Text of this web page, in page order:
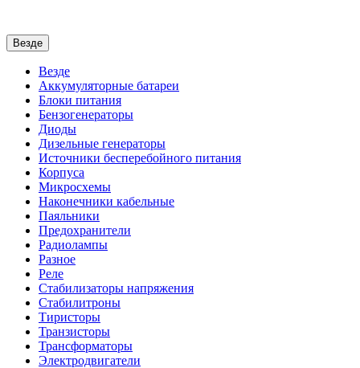
Везде
Везде
Аккумуляторные батареи
Блоки питания
Бензогенераторы
Диоды
Дизельные генераторы
Источники бесперебойного питания
Корпуса
Микросхемы
Наконечники кабельные
Паяльники
Предохранители
Радиолампы
Разное
Реле
Стабилизаторы напряжения
Стабилитроны
Тиристоры
Транзисторы
Трансформаторы
Электродвигатели